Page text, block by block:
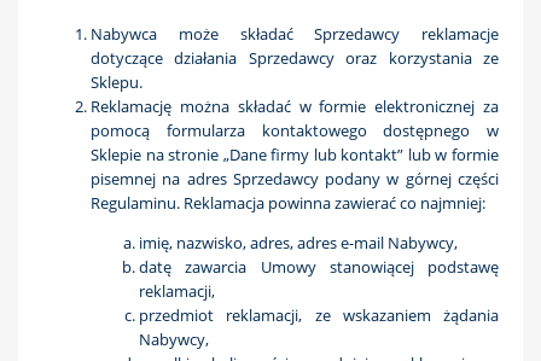
Nabywca może składać Sprzedawcy reklamacje
dotyczące działania Sprzedawcy oraz korzystania ze
Sklepu.
Reklamację można składać w formie elektronicznej za
pomocą formularza kontaktowego dostępnego w
Sklepie na stronie „Dane firmy lub kontakt” lub w formie
pisemnej na adres Sprzedawcy podany w górnej części
Regulaminu. Reklamacja powinna zawierać co najmniej:
imię, nazwisko, adres, adres e-mail Nabywcy,
datę zawarcia Umowy stanowiącej podstawę
reklamacji,
przedmiot reklamacji, ze wskazaniem żądania
Nabywcy,